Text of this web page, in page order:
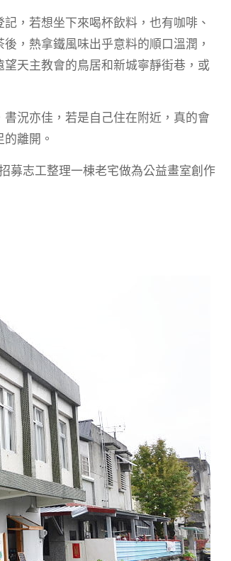
，若想坐下來喝杯飲料，也有咖啡、
，熱拿鐵風味出乎意料的順口溫潤，
天主教會的鳥居和新城寧靜街巷，或
況亦佳，若是自己住在附近，真的會
離開。
募志工整理一棟老宅做為公益畫室創作